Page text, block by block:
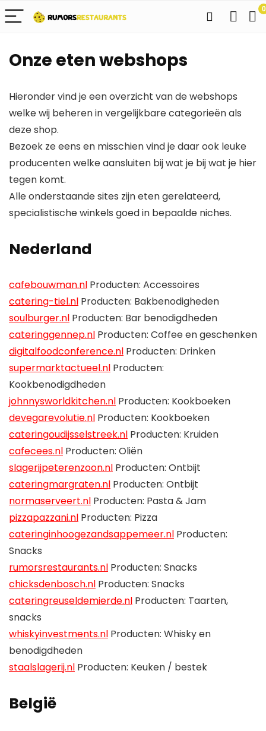
0
Onze eten webshops
Hieronder vind je een overzicht van de webshops
welke wij beheren in vergelijkbare categorieën als
deze shop.
Bezoek ze eens en misschien vind je daar ook leuke
producenten welke aansluiten bij wat je bij wat je hier
tegen komt.
Alle onderstaande sites zijn eten gerelateerd,
specialistische winkels goed in bepaalde niches.
Nederland
cafebouwman.nl Producten: Accessoires
catering-tiel.nl Producten: Bakbenodigheden
soulburger.nl Producten: Bar benodigdheden
cateringgennep.nl Producten: Coffee en geschenken
digitalfoodconference.nl Producten: Drinken
supermarktactueel.nl Producten:
Kookbenodigdheden
johnnysworldkitchen.nl Producten: Kookboeken
devegarevolutie.nl Producten: Kookboeken
cateringoudijsselstreek.nl Producten: Kruiden
cafecees.nl Producten: Oliën
slagerijpeterenzoon.nl Producten: Ontbijt
cateringmargraten.nl Producten: Ontbijt
normaserveert.nl Producten: Pasta & Jam
pizzapazzani.nl Producten: Pizza
cateringinhoogezandsappemeer.nl Producten:
Snacks
rumorsrestaurants.nl Producten: Snacks
chicksdenbosch.nl Producten: Snacks
cateringreuseldemierde.nl Producten: Taarten,
snacks
whiskyinvestments.nl Producten: Whisky en
benodigdheden
staalslagerij.nl Producten: Keuken / bestek
België